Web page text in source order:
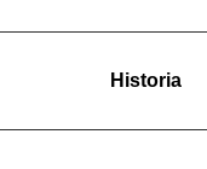
Historia